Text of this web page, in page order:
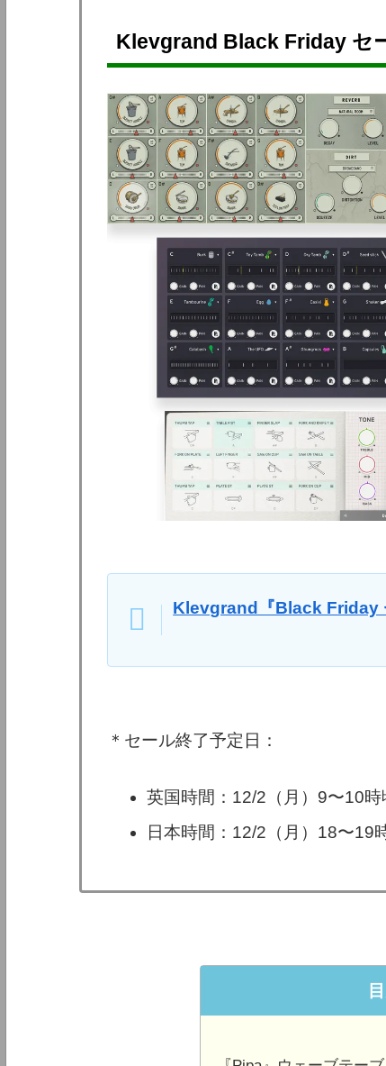
Klevgrand Black Friday セ
Klevgrand『Black Friday
＊セール終了予定日：
英国時間：12/2（月）9〜10時
日本時間：12/2（月）18〜19